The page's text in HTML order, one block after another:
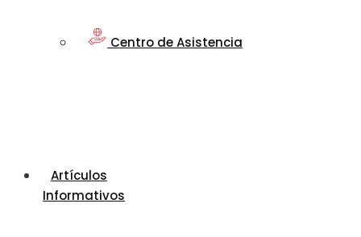
Centro de Asistencia
Artículos
Informativos